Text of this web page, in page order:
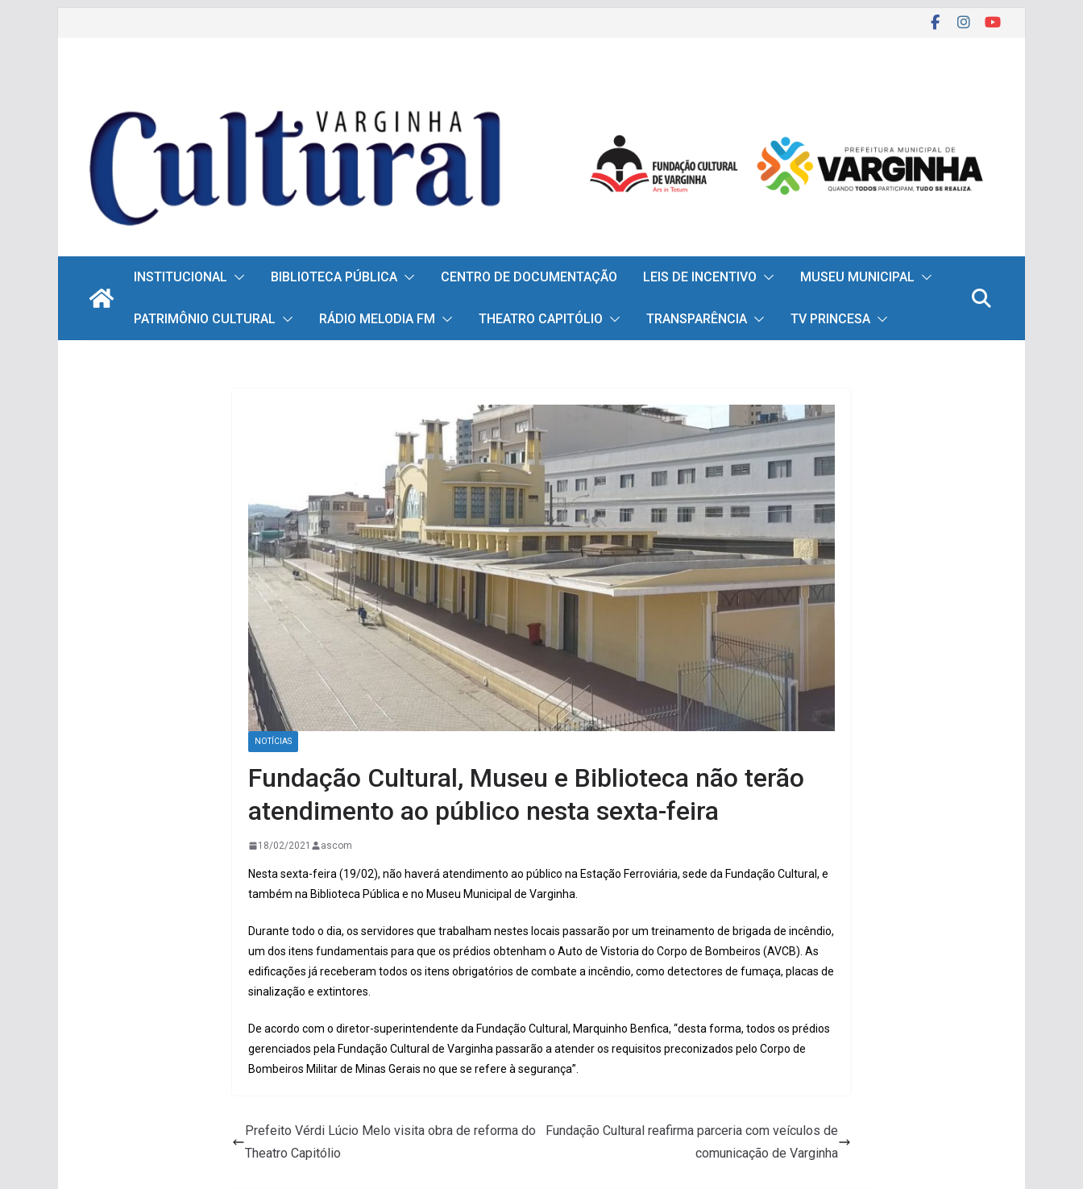
INSTITUCIONAL BIBLIOTECA PÚBLICA CENTRO DE DOCUMENTAÇÃO LEIS DE INCENTIVO MUSEU MUNICIPAL
PATRIMÔNIO CULTURAL RÁDIO MELODIA FM THEATRO CAPITÓLIO TRANSPARÊNCIA TV PRINCESA
NOTÍCIAS
Fundação Cultural, Museu e Biblioteca não terão
atendimento ao público nesta sexta-feira
18/02/2021 ascom
Nesta sexta-feira (19/02), não haverá atendimento ao público na Estação Ferroviária, sede da Fundação Cultural, e
também na Biblioteca Pública e no Museu Municipal de Varginha.
Durante todo o dia, os servidores que trabalham nestes locais passarão por um treinamento de brigada de incêndio,
um dos itens fundamentais para que os prédios obtenham o Auto de Vistoria do Corpo de Bombeiros (AVCB). As
edificações já receberam todos os itens obrigatórios de combate a incêndio, como detectores de fumaça, placas de
sinalização e extintores.
De acordo com o diretor-superintendente da Fundação Cultural, Marquinho Benfica, “desta forma, todos os prédios
gerenciados pela Fundação Cultural de Varginha passarão a atender os requisitos preconizados pelo Corpo de
Bombeiros Militar de Minas Gerais no que se refere à segurança”.
Prefeito Vérdi Lúcio Melo visita obra de reforma do
Theatro Capitólio
Fundação Cultural reafirma parceria com veículos de
comunicação de Varginha